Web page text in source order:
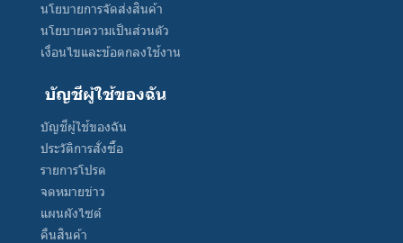
นโยบายการจัดส่งสินค้า
นโยบายความเป็นส่วนตัว
เงื่อนไขและข้อตกลงใช้งาน
บัญชีผู้ใช้ของฉัน
บัญชีผู้ใช้ของฉัน
ประวัติการสั่งซื้อ
รายการโปรด
จดหมายข่าว
แผนผังไซต์
คืนสินค้า